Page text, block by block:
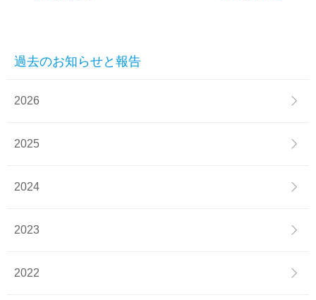
過去のお知らせと報告
2026
2025
2024
2023
2022